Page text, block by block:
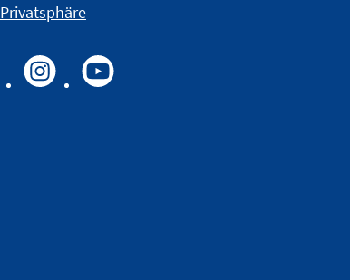
Privatsphäre